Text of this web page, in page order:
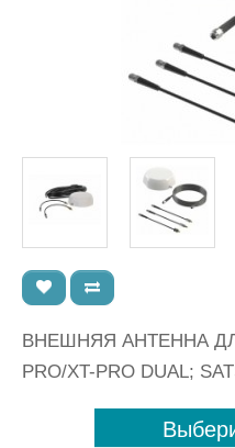
ВНЕШНЯЯ АНТЕННА
PRO/XT-PRO DUAL;